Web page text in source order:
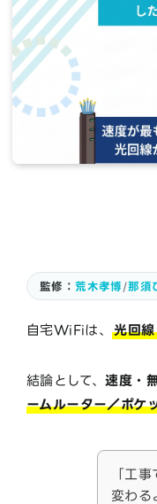
監修：荒木孝博 /那須
自宅WiFiは、光回
結論として、速度・
ームルーター／ポケ
「工
変わる